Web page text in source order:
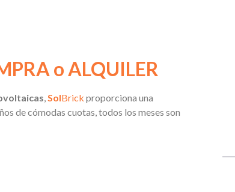
o ALQUILER
SolBrick proporciona una
de cómodas cuotas, todos los meses son